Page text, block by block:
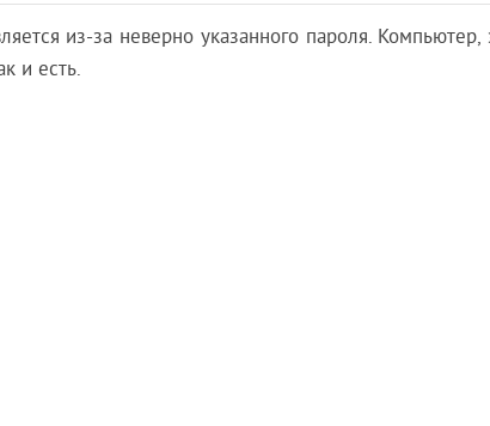
из-за неверно указанного пароля.
и есть.